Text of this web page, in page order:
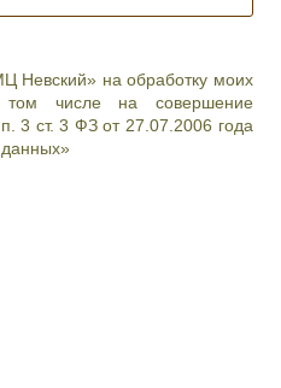
Невский» на обработку моих
числе на совершение
3 ст. 3 ФЗ от 27.07.2006 года